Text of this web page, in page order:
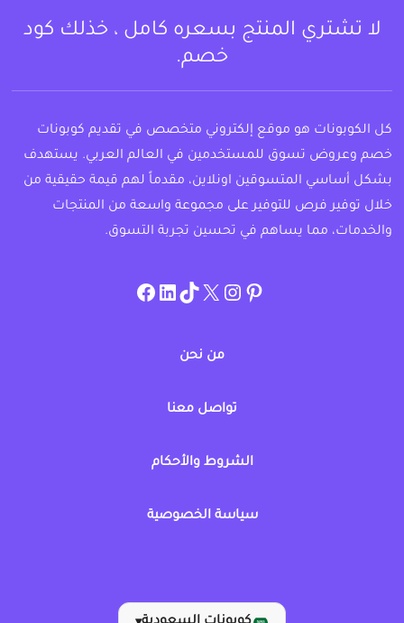
لا تشتري المنتج بسعره كامل ، خذلك كود
خصم.
كل الكوبونات هو موقع إلكتروني متخصص في تقديم كوبونات
خصم وعروض تسوق للمستخدمين في العالم العربي. يستهدف
بشكل أساسي المتسوقين اونلاين، مقدماً لهم قيمة حقيقية من
خلال توفير فرص للتوفير على مجموعة واسعة من المنتجات
والخدمات، مما يساهم في تحسين تجربة التسوق.
pinterest
allcouponat
twitter
TikTok
linkedin
facebook
من نحن
تواصل معنا
الشروط والأحكام
سياسة الخصوصية